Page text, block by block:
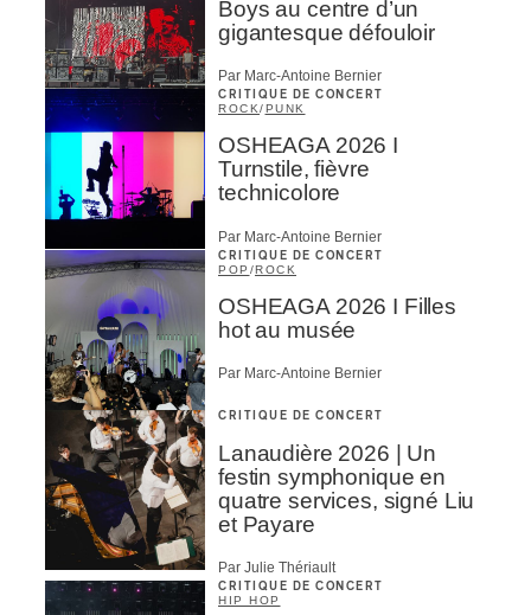
Boys au centre d’un
gigantesque défouloir
Par Marc-Antoine Bernier
CRITIQUE DE CONCERT
ROCK/PUNK
OSHEAGA 2026 I
Turnstile, fièvre
technicolore
Par Marc-Antoine Bernier
CRITIQUE DE CONCERT
POP /ROCK
OSHEAGA 2026 I Filles
hot au musée
Par Marc-Antoine Bernier
CRITIQUE DE CONCERT
Lanaudière 2026 | Un
festin symphonique en
quatre services, signé Liu
et Payare
Par Julie Thériault
CRITIQUE DE CONCERT
HIP HOP